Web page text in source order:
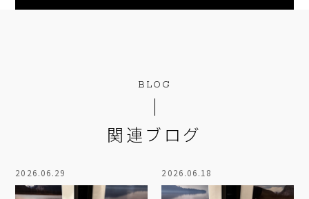
BLOG
関連ブログ
2026.06.29 2026.06.18